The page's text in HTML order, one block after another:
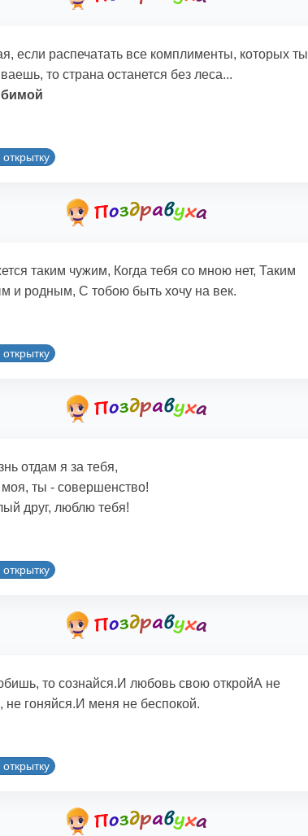
если распечатать все комплименты, которых ты
то страна останется без леса...
таким чужим, Когда тебя со мною нет, Таким
и родным, С тобою быть хочу на век.
отдам я за тебя,
ты - совершенство!
друг, люблю тебя!
то сознайся.И любовь свою откройА не
гоняйся.И меня не беспокой.